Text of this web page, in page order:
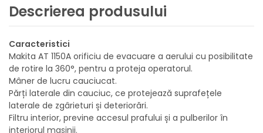
Descrierea produsului
Caracteristici
Makita AT 1150A orificiu de evacuare a aerului cu posibilitate
de rotire la 360°, pentru a proteja operatorul.
Mâner de lucru cauciucat.
Părți laterale din cauciuc, ce protejează suprafețele
laterale de zgârieturi și deteriorări.
Filtru interior, previne accesul prafului și a pulberilor în
interiorul mașinii.